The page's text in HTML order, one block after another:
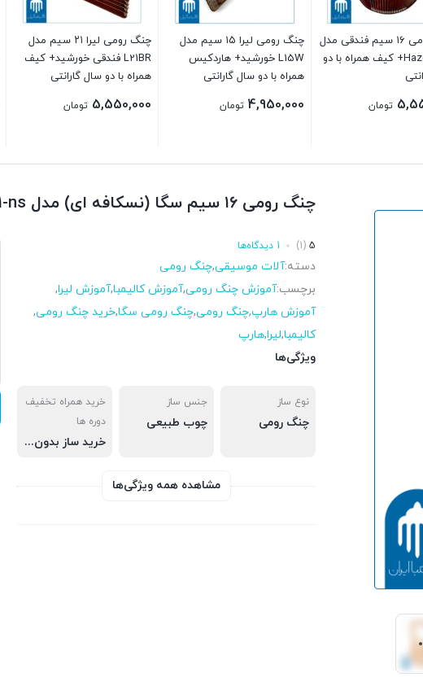
چنگ رومی ۱۶ سیم فندقی مدل
هیزل Hazel+ کیف همراه با دو
تومان
چنگ رومی لیرا ۱۵ سیم مدل
L15W خورشید+ هاردکیس
همراه با دو سال گارانتی
4,950,000 تومان
چنگ رومی لیرا ۲۱ سیم مدل
L21BR فندقی خورشید+ کیف
همراه با دو سال گارانتی
5,550,000 تومان
چنگ رومی ۱۶ سیم سگا (نسکافه ای) مدل Cg01-ns همراه با گارانتی
5
(1) 1 دیدگاه‌ها
دسته:آلات موسیقی,چنگ رومی
برچسب:آموزش چنگ رومی,آموزش کالیمبا,آموزش لیرا,
آموزش هارپ,چنگ رومی,چنگ رومی سگا,خرید چنگ رومی,
کالیمبا,لیرا,هارپ
ویژگی‌ها
نوع ساز
چنگ رومی
جنس ساز
چوب طبیعی
خرید همراه تخفیف
دوره ها
خرید ساز بدون دوره آموزشی, خرید ساز به همرا دوره اول و دوم, خرید ساز به همراه دوره اول, خرید ساز به همراه دوره دوم
مشاهده همه ویژگی‌ها